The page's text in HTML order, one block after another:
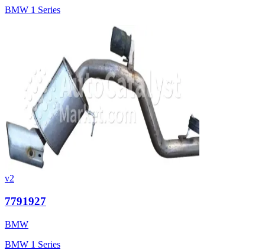
BMW 1 Series
v2
7791927
BMW
BMW 1 Series